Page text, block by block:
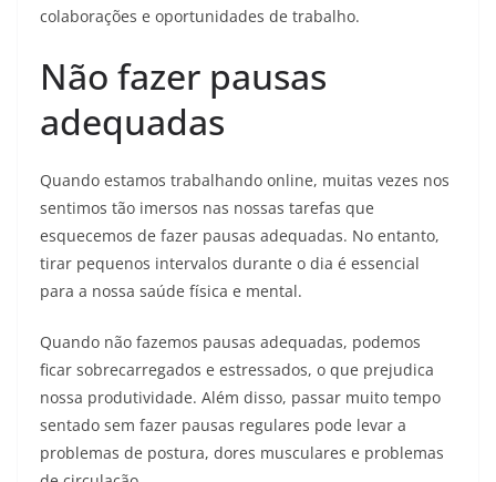
colaborações e oportunidades de trabalho.
Não fazer pausas
adequadas
Quando estamos trabalhando online, muitas vezes nos
sentimos tão imersos nas nossas tarefas que
esquecemos de fazer pausas adequadas. No entanto,
tirar pequenos intervalos durante o dia é essencial
para a nossa saúde física e mental.
Quando não fazemos pausas adequadas, podemos
ficar sobrecarregados e estressados, o que prejudica
nossa produtividade. Além disso, passar muito tempo
sentado sem fazer pausas regulares pode levar a
problemas de postura, dores musculares e problemas